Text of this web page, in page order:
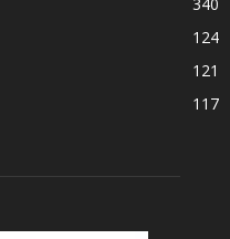
124
121
117